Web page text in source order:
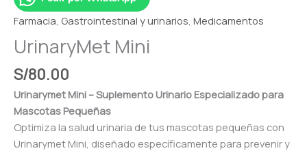
Farmacia Gastrointestinal y urinarios Medicamentos
UrinaryMet Mini
S/80.00
Urinarymet Mini – Suplemento Urinario Especializado para
Mascotas Pequeñas
Optimiza la salud urinaria de tus mascotas pequeñas con
Urinarymet Mini, diseñado específicamente para prevenir y